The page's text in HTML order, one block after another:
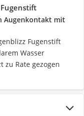
Augenkontakt mit
Fugenstift
Wasser
zu Rate gezogen